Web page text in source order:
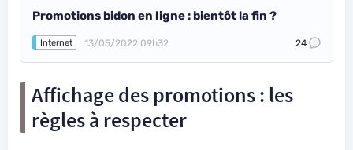
Promotions bidon en ligne : bientôt la fin ?
Internet 13/05/2022 09h32 24
Affichage des promotions : les
règles à respecter